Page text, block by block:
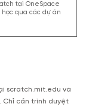
tại OneSpace
qua các dự án
scratch.mit.edu và
Chỉ cần trình duyệt